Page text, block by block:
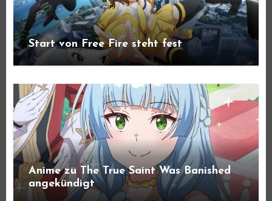
Start von Free Fire steht fest
Anime zu The True Saint Was Banished
angekündigt